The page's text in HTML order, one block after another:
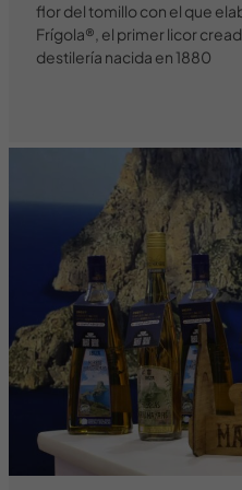
flor del tomillo con el que
Frígola®, el primer licor
destilería nacida en 1880